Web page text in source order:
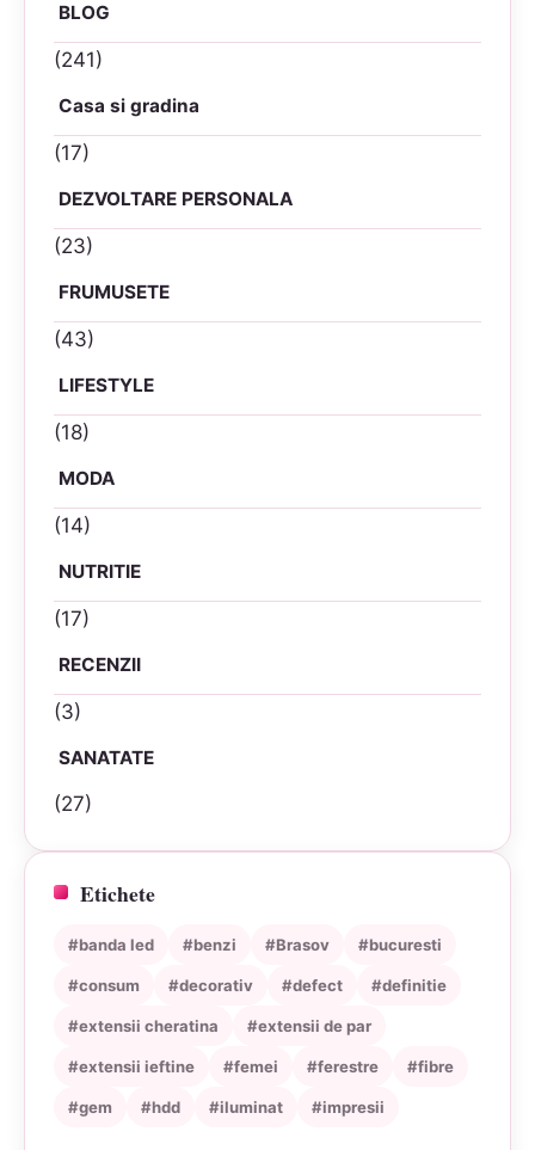
BLOG
(241)
Casa si gradina
(17)
DEZVOLTARE PERSONALA
(23)
FRUMUSETE
(43)
LIFESTYLE
(18)
MODA
(14)
NUTRITIE
(17)
RECENZII
(3)
SANATATE
(27)
Etichete
#banda led #benzi #Brasov #bucuresti
#consum #decorativ #defect #definitie
#extensii cheratina #extensii de par
#extensii ieftine #femei #ferestre #fibre
#gem #hdd #iluminat #impresii